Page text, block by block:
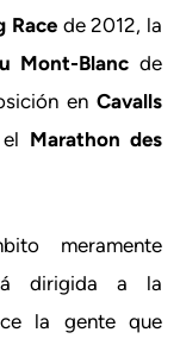
Racede 2012, la
Mont-Blanc de
en Cavalls
Marathon des
meramente
dirigida a la
la gente que